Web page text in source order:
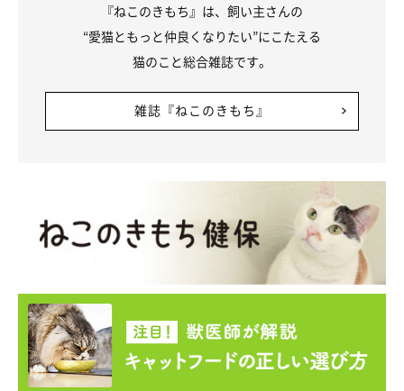
『ねこのきもち』は、飼い主さんの
“愛猫ともっと仲良くなりたい”にこたえる
猫のこと総合雑誌です。
雑誌『ねこのきもち』